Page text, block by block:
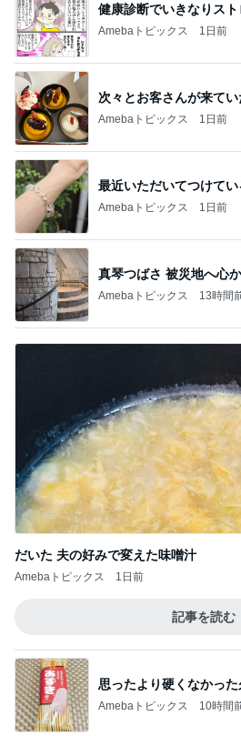
健康診断でいきなりス
Amebaトピックス 1日前
次々とお客さんが来て
Amebaトピックス 1日前
最近いただいてつけてい
Amebaトピックス 1日前
真琴つばさ 被災地へ心
Amebaトピックス 13時間
だいた 夫の好みで変えた味噌汁
Amebaトピックス 1日前
記事を読む
思ったより硬くなかっ
Amebaトピックス 10時間